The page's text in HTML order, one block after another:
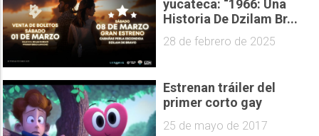
yucateca: “1966: Una
Historia De Dzilam Br...
28 de febrero de 2025
Estrenan tráiler del
primer corto gay
25 de mayo de 2017